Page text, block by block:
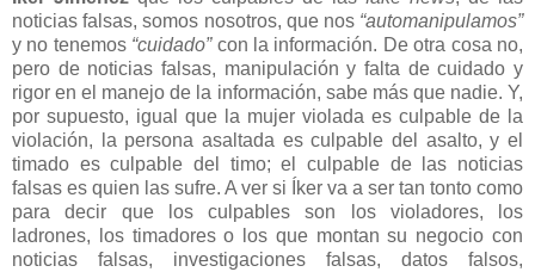
noticias falsas, somos nosotros, que nos “automanipulamos”
y no tenemos “cuidado”con la información. De otra cosa no,
pero de noticias falsas, manipulación y falta de cuidado y
rigor en el manejo de la información, sabe más que nadie. Y,
por supuesto, igual que la mujer violada es culpable de la
violación, la persona asaltada es culpable del asalto, y el
timado es culpable del timo; el culpable de las noticias
falsas es quien las sufre. A ver si Íker va a ser tan tonto como
para decir que los culpables son los violadores, los
ladrones, los timadores o los que montan su negocio con
noticias falsas, investigaciones falsas, datos falsos,